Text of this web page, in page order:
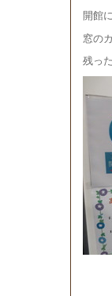
開館
窓の
残っ